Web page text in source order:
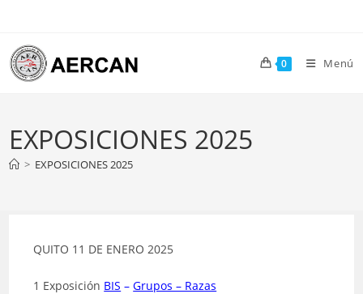
contenido
0 Menú
EXPOSICIONES 2025
> EXPOSICIONES 2025
QUITO 11 DE ENERO 2025
1 Exposición BIS –Grupos – Razas